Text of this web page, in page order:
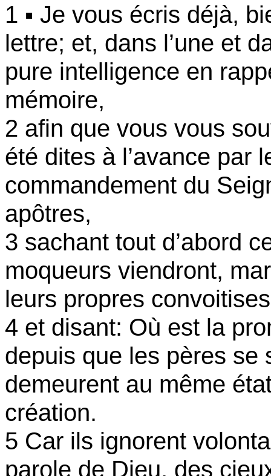
1 ▪ Je vous écris déjà,
lettre; et, dans l’une et
pure intelligence en
mémoire,
2 afin que vous vous
été dites à l’avance par
commandement du
apôtres,
3 sachant tout d’abord
moqueurs viendront,
leurs propres convoitises
4 et disant: Où est la
depuis que les pères se
demeurent au même
création.
5 Car ils ignorent
parole de Dieu, des